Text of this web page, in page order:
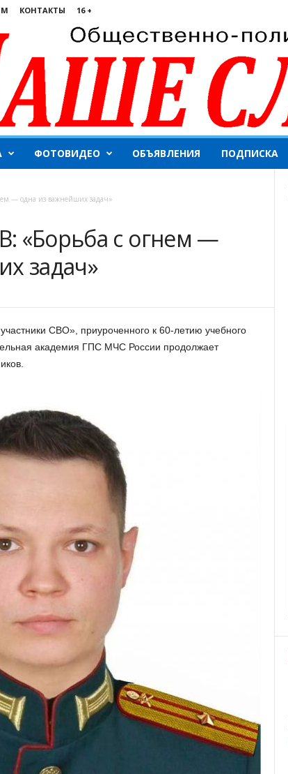
КОНТАКТЫ 16 +
ФОТОВИДЕО ОБЪЯВЛЕНИЯ ПОДПИСКА
— одна из важнейших задач»
«Борьба с огнем —
задач»
СВО», приуроченного к 60-летию учебного
академия ГПС МЧС России продолжает